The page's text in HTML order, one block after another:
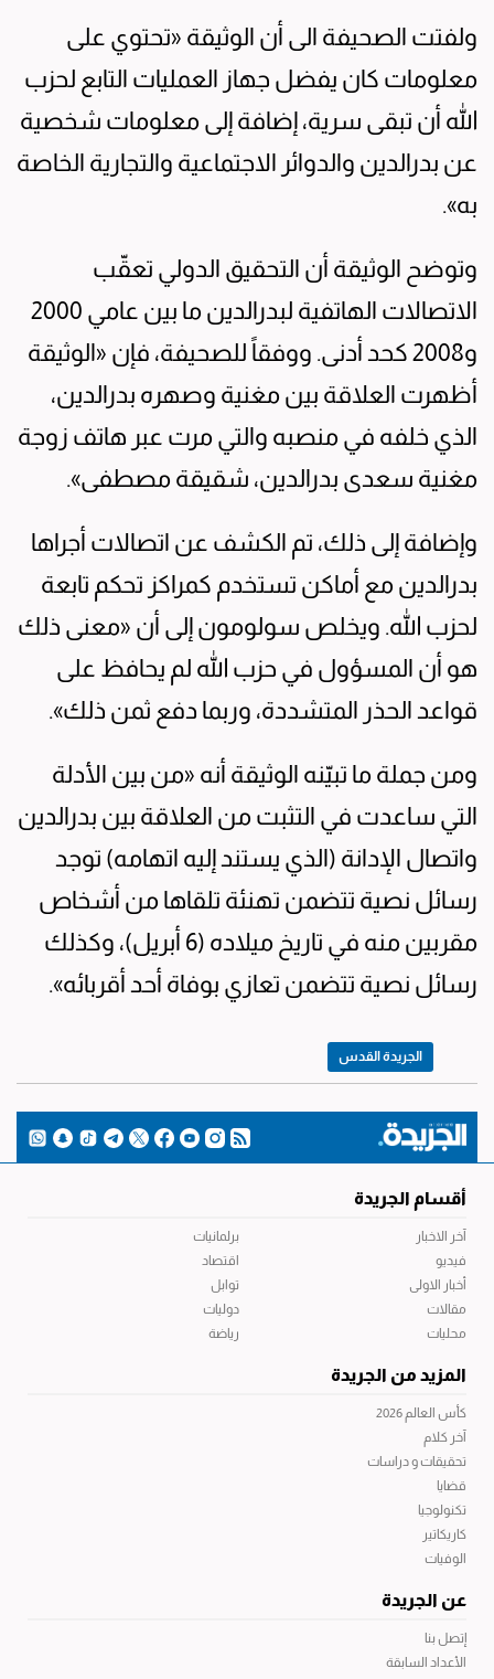
ولفتت الصحيفة الى أن الوثيقة «تحتوي على
معلومات كان يفضل جهاز العمليات التابع لحزب
الله أن تبقى سرية، إضافة إلى معلومات شخصية
عن بدرالدين والدوائر الاجتماعية والتجارية الخاصة
به».
وتوضح الوثيقة أن التحقيق الدولي تعقّب
الاتصالات الهاتفية لبدرالدين ما بين عامي 2000
و2008 كحد أدنى. ووفقاً للصحيفة، فإن «الوثيقة
أظهرت العلاقة بين مغنية وصهره بدرالدين،
الذي خلفه في منصبه والتي مرت عبر هاتف زوجة
مغنية سعدى بدرالدين، شقيقة مصطفى».
وإضافة إلى ذلك، تم الكشف عن اتصالات أجراها
بدرالدين مع أماكن تستخدم كمراكز تحكم تابعة
لحزب الله. ويخلص سولومون إلى أن «معنى ذلك
هو أن المسؤول في حزب الله لم يحافظ على
قواعد الحذر المتشددة، وربما دفع ثمن ذلك».
ومن جملة ما تبيّنه الوثيقة أنه «من بين الأدلة
التي ساعدت في التثبت من العلاقة بين بدرالدين
واتصال الإدانة (الذي يستند إليه اتهامه) توجد
رسائل نصية تتضمن تهنئة تلقاها من أشخاص
مقربين منه في تاريخ ميلاده (6 أبريل)، وكذلك
رسائل نصية تتضمن تعازي بوفاة أحد أقربائه».
الجريدة القدس
أقسام الجريدة
آخر الاخبار
فيديو
أخبار الاولى
مقالات
محليات
برلمانيات
اقتصاد
توابل
دوليات
رياضة
المزيد من الجريدة
كأس العالم 2026
آخر كلام
تحقيقات و دراسات
قضايا
تكنولوجيا
كاريكاتير
الوفيات
عن الجريدة
إتصل بنا
الأعداد السابقة